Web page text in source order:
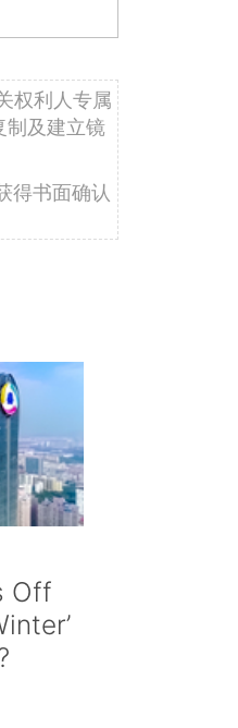
权利人专属
制及建立镜
得书面确认
Off